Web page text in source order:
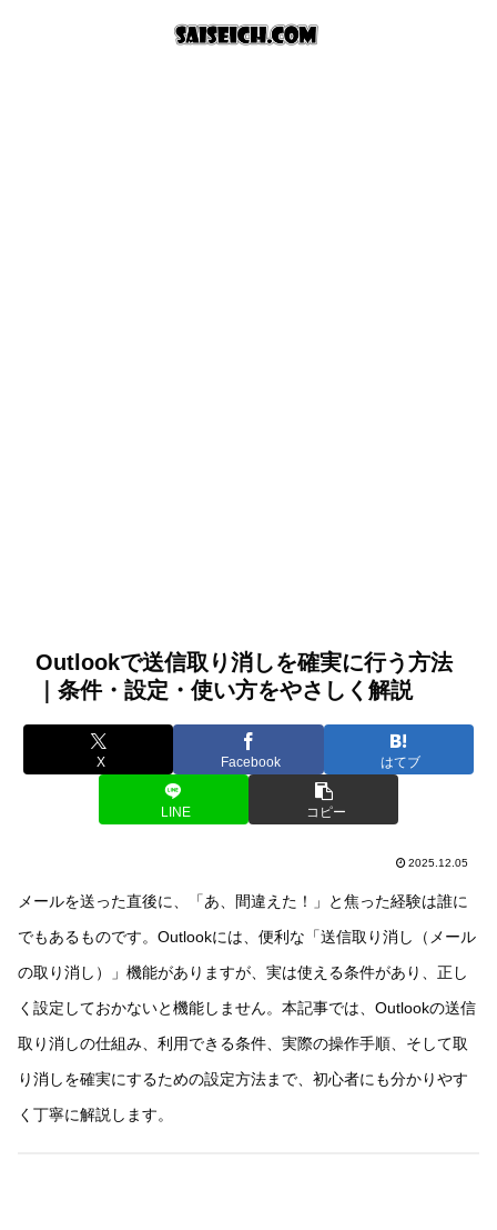
Outlookで送信取り消しを確実に行う方法
｜条件・設定・使い方をやさしく解説
X Facebook はてブ
LINE コピー
2025.12.05
メールを送った直後に、「あ、間違えた！」と焦った経験は誰に
でもあるものです。Outlookには、便利な「送信取り消し（メール
の取り消し）」機能がありますが、実は使える条件があり、正し
く設定しておかないと機能しません。本記事では、Outlookの送信
取り消しの仕組み、利用できる条件、実際の操作手順、そして取
り消しを確実にするための設定方法まで、初心者にも分かりやす
く丁寧に解説します。